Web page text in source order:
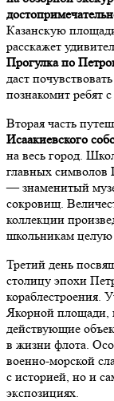
Казанскую
расскажет
Прогулка по
даст
познакомит ребят
Вторая часть
Исаакиевского
на весь город.
главных символов
— знаменитый
сокровищ.
коллекции
школьникам целую
Третий день
столицу эпохи
кораблестроения.
Якорной площади,
действующие
в жизни флота.
военно-морской
с историей, но и
экспозициях.